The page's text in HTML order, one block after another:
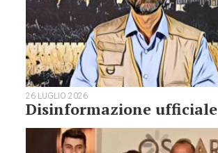
26 LUGLIO 2026
Disinformazione ufficiale